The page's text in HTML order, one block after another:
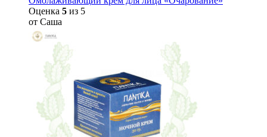
Оценка 5 из 5
от Саша